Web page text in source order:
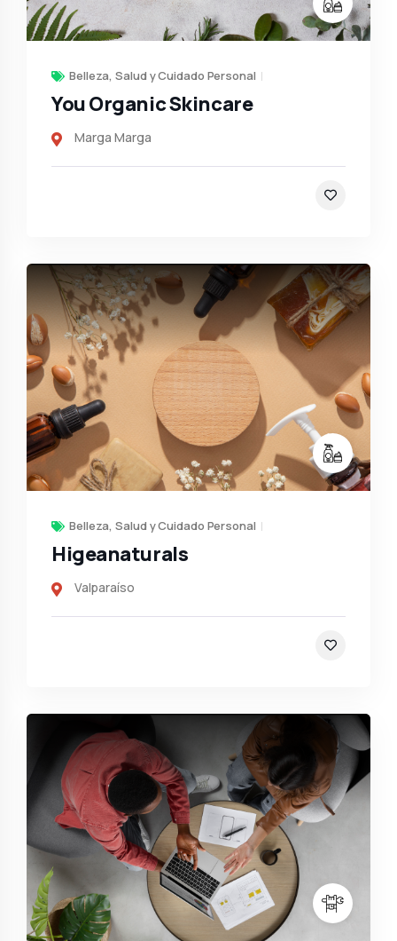
Belleza, Salud y Cuidado Personal
You Organic Skincare
Marga Marga
Belleza, Salud y Cuidado Personal
Higeanaturals
Valparaíso